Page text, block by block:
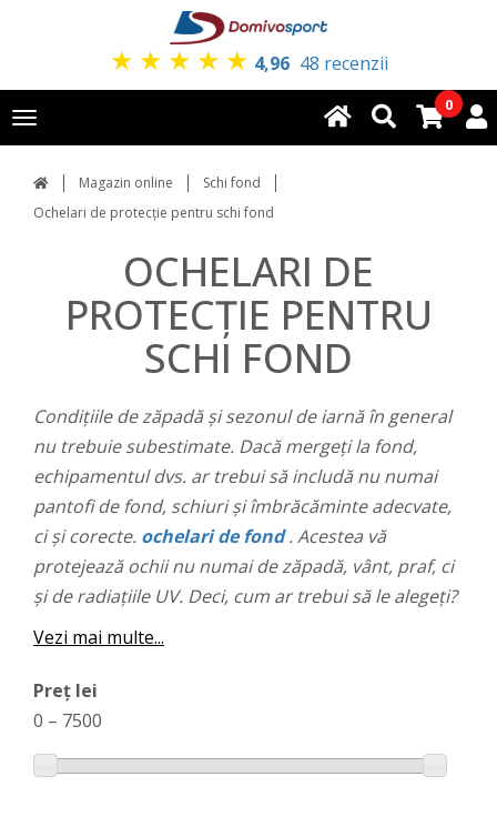
★ ★ ★ ★ ★ 4,96 48 recenzii
Toggle
navigation
0
Magazin online
Schi fond
Ochelari de protecție pentru schi fond
OCHELARI DE
PROTECȚIE PENTRU
SCHI FOND
Condițiile de zăpadă și sezonul de iarnă în general
nu trebuie subestimate. Dacă mergeți la fond,
echipamentul dvs. ar trebui să includă nu numai
pantofi de fond, schiuri și îmbrăcăminte adecvate,
ci și corecte. ochelari de fond . Acestea vă
protejează ochii nu numai de zăpadă, vânt, praf, ci
și de radiațiile UV. Deci, cum ar trebui să le alegeți?
Vezi mai multe...
Preț lei
0 – 7500